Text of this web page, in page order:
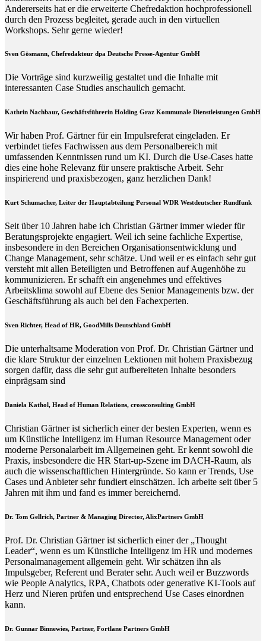
Andererseits hat er die erweiterte Chefredaktion hochprofessionell
durch den Prozess begleitet, gerade auch in den virtuellen
Workshops. Sehr gerne wieder!
Sven Gösmann, Chefredakteur dpa Deutsche Presse-Agentur GmbH
Die Vorträge sind kurzweilig gestaltet und die Inhalte mit
interessanten Case Studies anschaulich gemacht.
Kathrin Nachbaur, Geschäftsführerin Holding Graz Kommunale Dienstleistungen GmbH
Wir haben Prof. Gärtner für ein Impulsreferat eingeladen. Er
verbindet tiefes Fachwissen aus dem Personalbereich mit
umfassenden Kenntnissen rund um KI. Durch die Use-Cases hatte
dies eine hohe Relevanz für unsere praktische Arbeit. Sehr
inspirierend und praxisbezogen, ganz herzlichen Dank!
Kurt Schumacher, Leiter der Hauptabteilung Personal WDR Westdeutscher Rundfunk
Seit über 10 Jahren habe ich Christian Gärtner immer wieder für
Beratungsprojekte engagiert. Weil ich seine fachliche Expertise,
insbesondere in den Bereichen Organisationsentwicklung und
Change Management, sehr schätze. Und weil er es einfach sehr gut
versteht mit allen Beteiligten und Betroffenen auf Augenhöhe zu
kommunizieren. Er schafft ein angenehmes und effektives
Arbeitsklima sowohl auf Ebene des Senior Managements bzw. der
Geschäftsführung als auch bei den Fachexperten.
Sven Richter, Head of HR, GoodMills Deutschland GmbH
Die unterhaltsame Moderation von Prof. Dr. Christian Gärtner und
die klare Struktur der einzelnen Lektionen mit hohem Praxisbezug
sorgen dafür, dass die sehr gut aufbereiteten Inhalte besonders
einprägsam sind
Daniela Kathol, Head of Human Relations, crossconsulting GmbH
Christian Gärtner ist sicherlich einer der besten Experten, wenn es
um Künstliche Intelligenz im Human Resource Management oder
moderne Personalarbeit im Allgemeinen geht. Er kennt sowohl die
Praxis, insbesondere die HR Start-up-Szene im DACH-Raum, als
auch die wissenschaftlichen Hintergründe. So kann er Trends, Use
Cases und Anbieter sehr fundiert einschätzen. Ich arbeite seit über 5
Jahren mit ihm und fand es immer bereichernd.
Dr. Tom Gellrich, Partner & Managing Director, AlixPartners GmbH
Prof. Dr. Christian Gärtner ist sicherlich einer der „Thought
Leader“, wenn es um Künstliche Intelligenz im HR und modernes
Personalmanagement allgemein geht. Wir schätzen ihn als
Impulsgeber, Referent und Berater sehr. Auch weil er Buzzwords
wie People Analytics, RPA, Chatbots oder generative KI-Tools auf
Herz und Nieren prüfen und entsprechend Use Cases einordnen
kann.
Dr. Gunnar Binnewies, Partner, Fortlane Partners GmbH